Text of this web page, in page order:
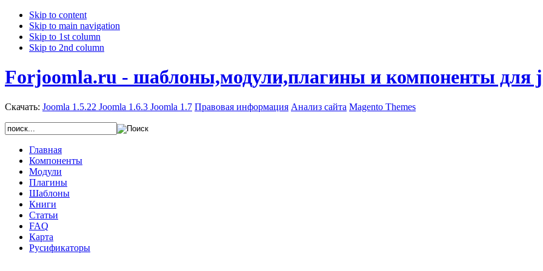
Skip to content
Skip to main navigation
Skip to 1st column
Skip to 2nd column
Forjoomla.ru - шаблоны,модули,плагины и компоненты для
Скачать: Joomla 1.5.22 Joomla 1.6.3 Joomla 1.7 Правовая информация Анализ сайта Magento Themes
Главная
Компоненты
Модули
Плагины
Шаблоны
Книги
Статьи
FAQ
Карта
Русификаторы